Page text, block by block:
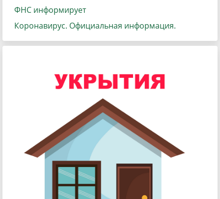
ФНС информирует
Коронавирус. Официальная информация.